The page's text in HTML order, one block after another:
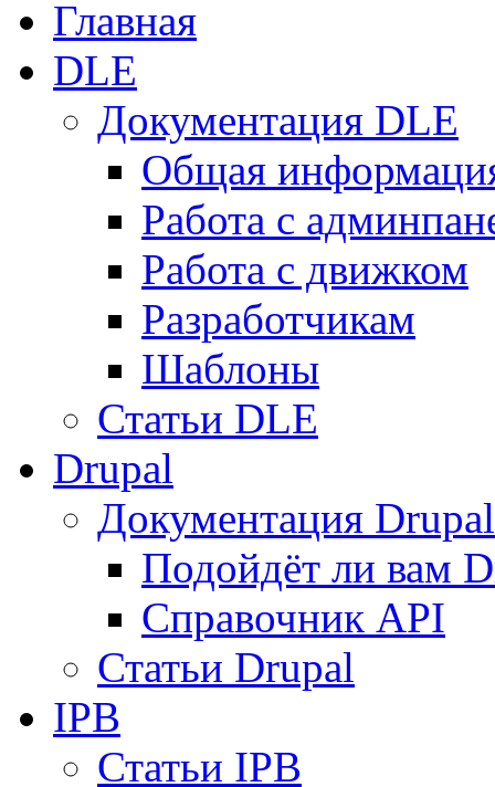
Главная
DLE
Документация DLE
Общая
Работа с
Работа с движком
Разработчикам
Шаблоны
Статьи DLE
Drupal
Документация Drupal
Подойдёт ли вам
Справочник API
Статьи Drupal
IPB
Статьи IPB